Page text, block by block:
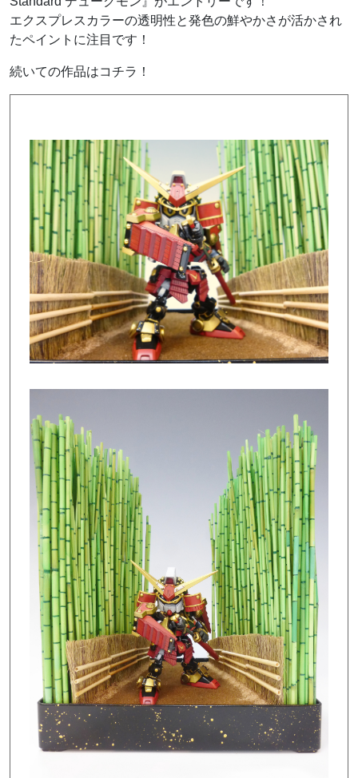
エクスプレスカラーの透明性と発色の鮮やかさが活かされ
たペイントに注目です！
続いての作品はコチラ！